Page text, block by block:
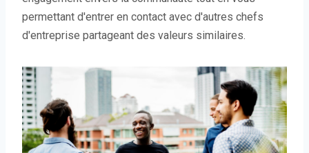
permettant d'entrer en contact avec d'autres chefs
d'entreprise partageant des valeurs similaires.